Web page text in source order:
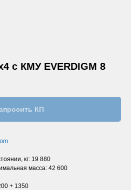
с КМУ EVERDIGM 8
КП
кг: 19 880
масса: 42 600
+ 1350